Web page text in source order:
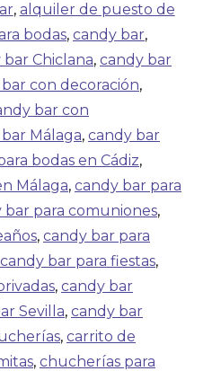
, alquiler de puesto de
bodas, candy bar,
Chiclana, candy bar
con decoración,
bar con
Málaga, candy bar
bodas en Cádiz,
Málaga, candy bar para
bar para comuniones,
, candy bar para
candy bar para fiestas,
, candy bar
Sevilla, candy bar
, carrito de
, chucherías para